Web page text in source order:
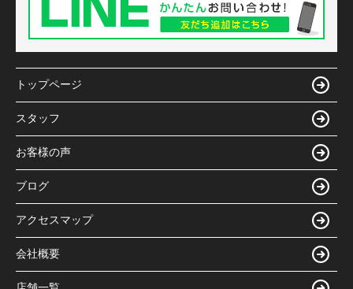
トップページ
スタッフ
お客様の声
ブログ
アクセスマップ
会社概要